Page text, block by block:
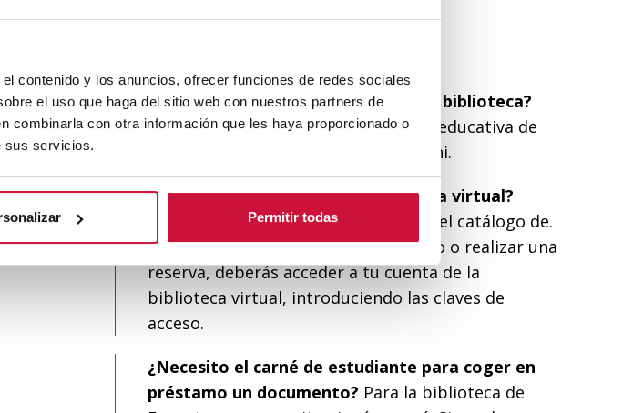
contenido y los anuncios, ofrecer funciones de redes sociales
el uso que haga del sitio web con nuestros partners de
combinarla con otra información que les haya proporcionado o
sus servicios.
Permitir todas
¿Quién puede acceder al Servicio de biblioteca?
Cualquier miembro de la comunidad educativa de
Euncet: estudiantes, PDI, PAS y Alumni.
¿Cómo puedo acceder a la biblioteca virtual?
enlace, puedes consultar el catálogo de.
Si quieres coger un libro en préstamo o realizar una
reserva, deberás acceder a tu cuenta de la
biblioteca virtual, introduciendo las claves de
acceso.
¿Necesito el carné de estudiante para coger en
préstamo un documento? Para la biblioteca de